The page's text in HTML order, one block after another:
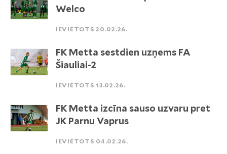
Welco
IEVIETOTS 20.02.26.
FK Metta sestdien uzņems FA
Šiauliai-2
IEVIETOTS 13.02.26.
FK Metta izcīna sauso uzvaru pret
JK Parnu Vaprus
IEVIETOTS 04.02.26.